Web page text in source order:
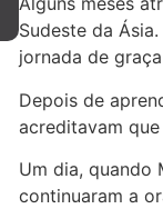
Sudeste da
jornada de
Depois de
acreditavam
Um dia, quando
continuaram a